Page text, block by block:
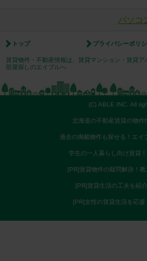
パソコ
トップ プライバシーポリ
賃貸物件・不動産情報は、賃貸マンション・賃貸
部屋探しのエイブルへ
(C) ABLE INC. All
北海道の不動産賃貸の物
過去の掲載物件も探せる！エイ
学生の一人暮らし向け賃貸
[PR]賃貸物件の疑問解決！
[PR]賃貸生活の工夫を紹
[PR]女性の賃貸生活を応援